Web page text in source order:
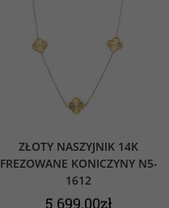
ZŁOTY NASZYJNIK 14K
FREZOWANE KONICZYNY N5-
1612
5 699.00zł